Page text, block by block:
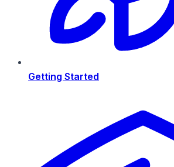
Getting Started